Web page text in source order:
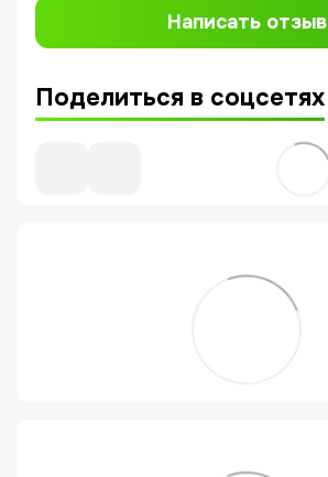
Написать отзыв
Поделиться в соцсетях